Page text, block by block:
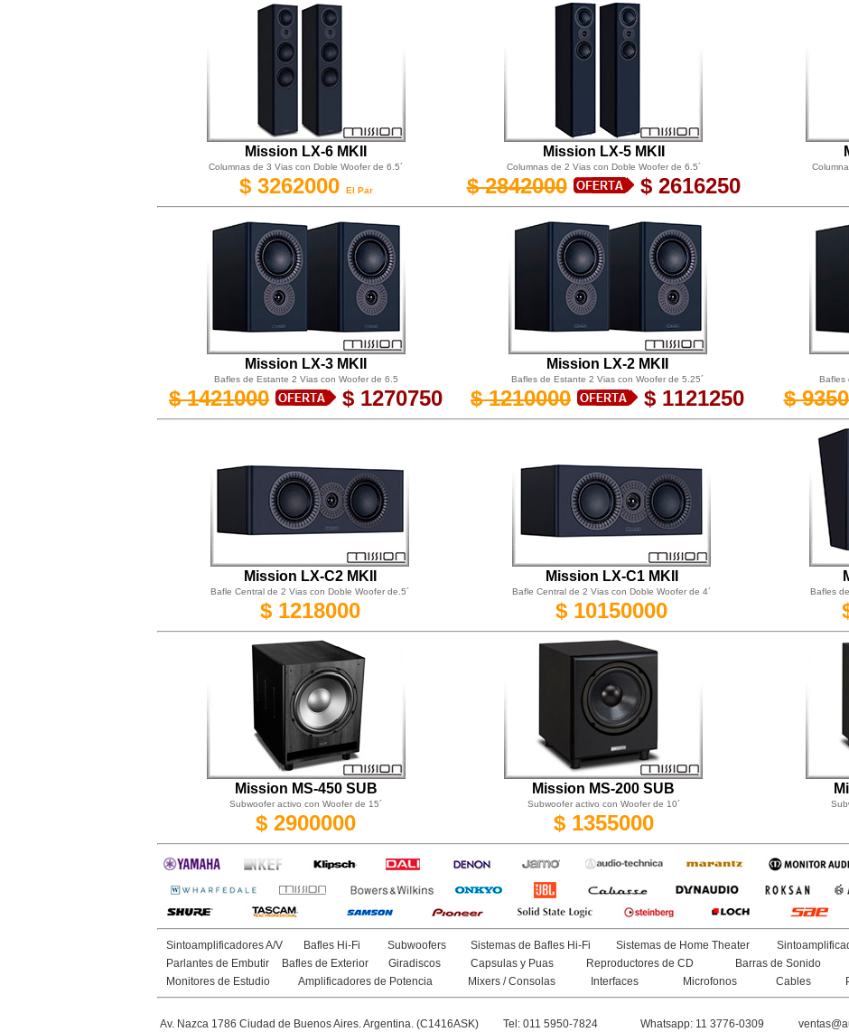
Mission LX-6 MKII Mission LX-5 MKII
Columnas de 3 Vias con Doble Woofer de 6.5´ Columnas de 2 Vias con Doble Woofer de 6.5´
$ 3262000 El Par $ 2842000 $ 2616250
Mission LX-3 MKII Mission LX-2 MKII
Bafles de Estante 2 Vias con Woofer de 6.5 Bafles de Estante 2 Vias con Woofer de 5.25´ Bafles
$ 1421000 $ 1270750 $ 1210000 $ 1121250 $
Mission LX-C2 MKII Mission LX-C1 MKII
Bafle Central de 2 Vias con Doble Woofer de.5´ Bafle Central de 2 Vias con Doble Woofer de 4´ Bafles
$ 1218000 $ 10150000
Mission MS-450 SUB Mission MS-200 SUB
Subwoofer activo con Woofer de 15´ Subwoofer activo con Woofer de 10´
$ 2900000 $ 1355000
Sintoamplificadores A/V Bafles Hi-Fi Subwoofers Sistemas de Bafles Hi-Fi Sistemas de Home Theater
Parlantes de Embutir
Bafles de Exterior Giradiscos Capsulas y Puas Reproductores de CD Barras de Sonido
Monitores de Estudio
Amplificadores de Potencia Mixers / Consolas Interfaces Microfonos Cables
Av. Nazca 1786 Ciudad de Buenos Aires. Argentina. (C1416ASK) Tel: 011 5950-7824 Whatsapp: 11 3776-0309